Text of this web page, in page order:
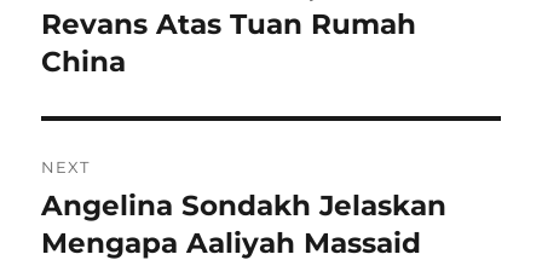
Revans Atas Tuan Rumah
China
NEXT
Next
post:
Angelina Sondakh Jelaskan
Mengapa Aaliyah Massaid